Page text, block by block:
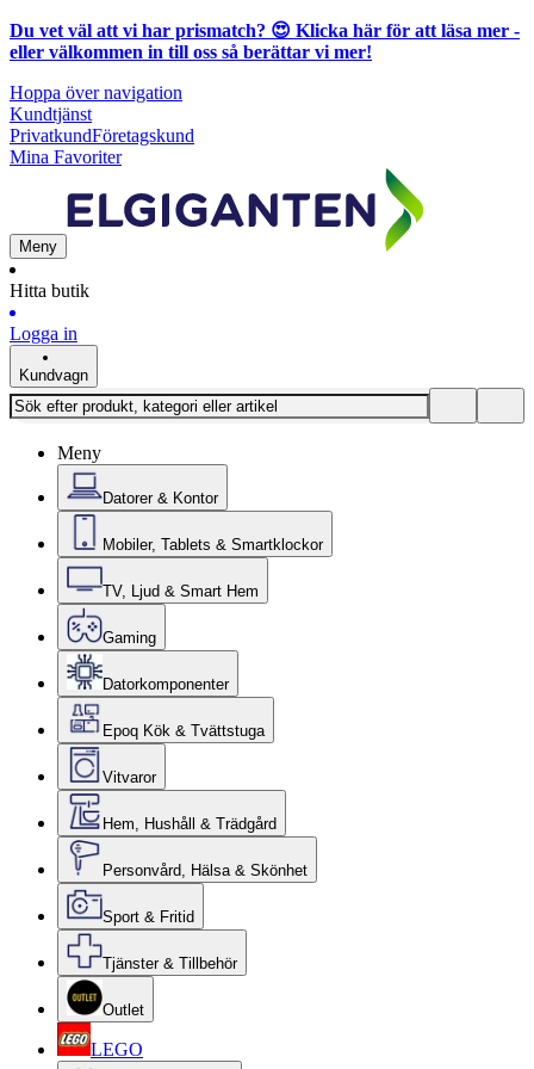
Du vet väl att vi har prismatch? 😍 Klicka här för att läsa mer -
eller välkommen in till oss så berättar vi mer!
Hoppa över navigation
Kundtjänst
PrivatkundFöretagskund
Mina Favoriter
Meny
Hitta butik
Logga in
Kundvagn
Meny
Datorer & Kontor
Mobiler, Tablets & Smartklockor
TV, Ljud & Smart Hem
Gaming
Datorkomponenter
Epoq Kök & Tvättstuga
Vitvaror
Hem, Hushåll & Trädgård
Personvård, Hälsa & Skönhet
Sport & Fritid
Tjänster & Tillbehör
Outlet
LEGO